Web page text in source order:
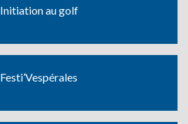
Initiation au golf
Festi’Vespérales